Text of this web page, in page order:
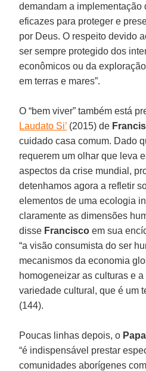
demandam a implementação
eficazes para proteger e
por Deus. O respeito devido
ser sempre protegido dos
econômicos ou da
em terras e mares”.
O “bem viver” também está
Laudato Si’ (2015) de
cuidado casa comum. Dado
requerem um olhar que leva
aspectos da crise mundial,
detenhamos agora a refletir
elementos de uma ecologia
claramente as dimensões
disse Francisco em sua
“a visão consumista do ser
mecanismos da economia
homogeneizar as culturas e
variedade cultural, que é um
(144).
Poucas linhas depois, o Papa
“é indispensável prestar
comunidades aborígenes